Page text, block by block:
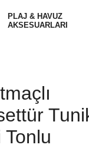
PLAJ & HAVUZ
AKSESUARLARI
Tonlu